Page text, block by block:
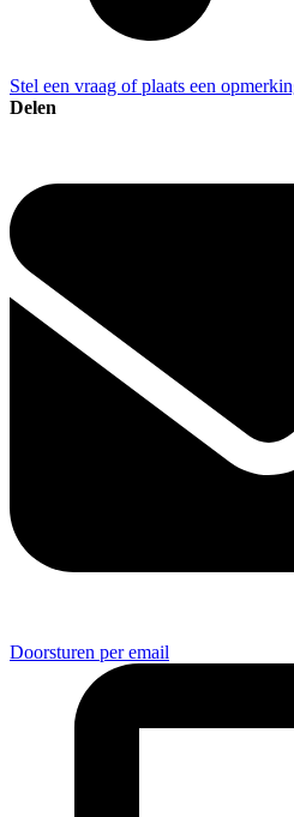
Stel een vraag of plaats een
Delen
Doorsturen per email